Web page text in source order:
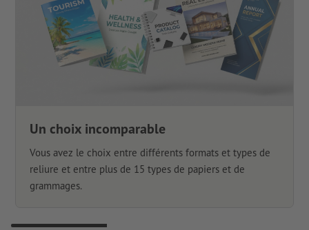
Un choix incomparable
Vous avez le choix entre différents formats et types de
reliure et entre plus de 15 types de papiers et de
grammages.